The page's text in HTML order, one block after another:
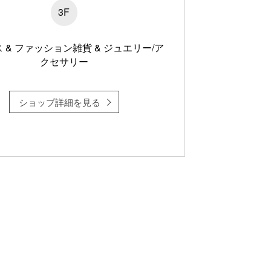
3F
& ファッション雑貨 & ジュエリー/ア
クセサリー
ショップ詳細を見る